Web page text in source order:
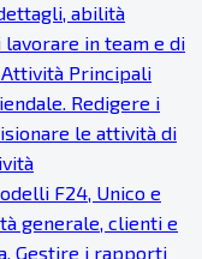
abilità
in team e di
Principali
Redigere i
le attività di
F24, Unico e
generale, clienti e
Gestire i rapporti